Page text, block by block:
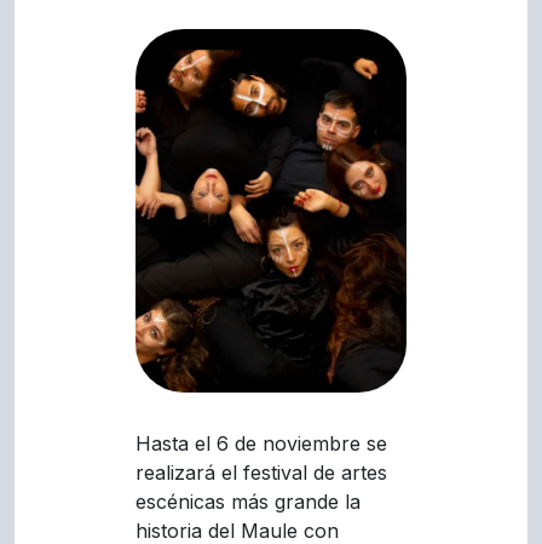
Hasta el 6 de noviembre se
realizará el festival de artes
escénicas más grande la
historia del Maule con